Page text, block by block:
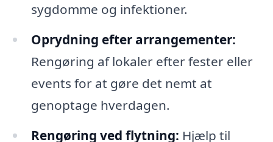
sygdomme og infektioner.
Oprydning efter arrangementer:
Rengøring af lokaler efter fester eller
events for at gøre det nemt at
genoptage hverdagen.
Rengøring ved flytning: Hjælp til